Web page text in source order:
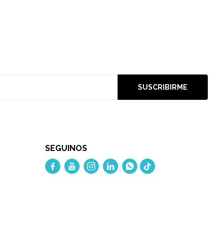
SUSCRIBIRME
SEGUINOS
    